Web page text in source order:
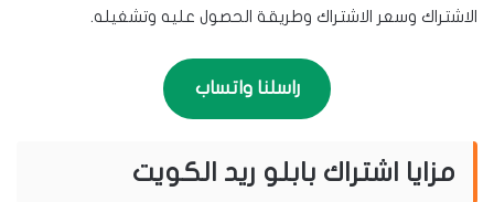
الاشتراك وسعر الاشتراك وطريقة الحصول عليه وتشغيله.
راسلنا واتساب
مزايا اشتراك بابلو ريد الكويت